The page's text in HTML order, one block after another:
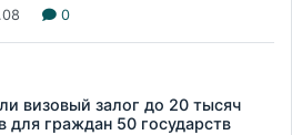
0
визовый залог до 20 тысяч
для граждан 50 государств